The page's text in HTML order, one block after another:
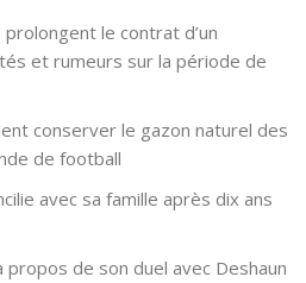
prolongent le contrat d’un
et rumeurs sur la période de
conserver le gazon naturel des
de football
avec sa famille après dix ans
propos de son duel avec Deshaun